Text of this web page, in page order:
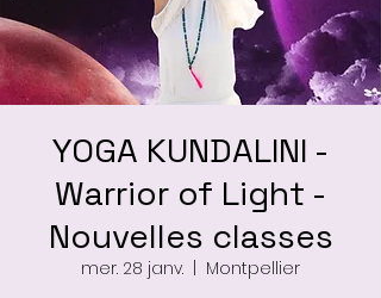
YOGA KUNDALINI -
Warrior of Light -
Nouvelles classes
mer. 28 janv.
Montpellier